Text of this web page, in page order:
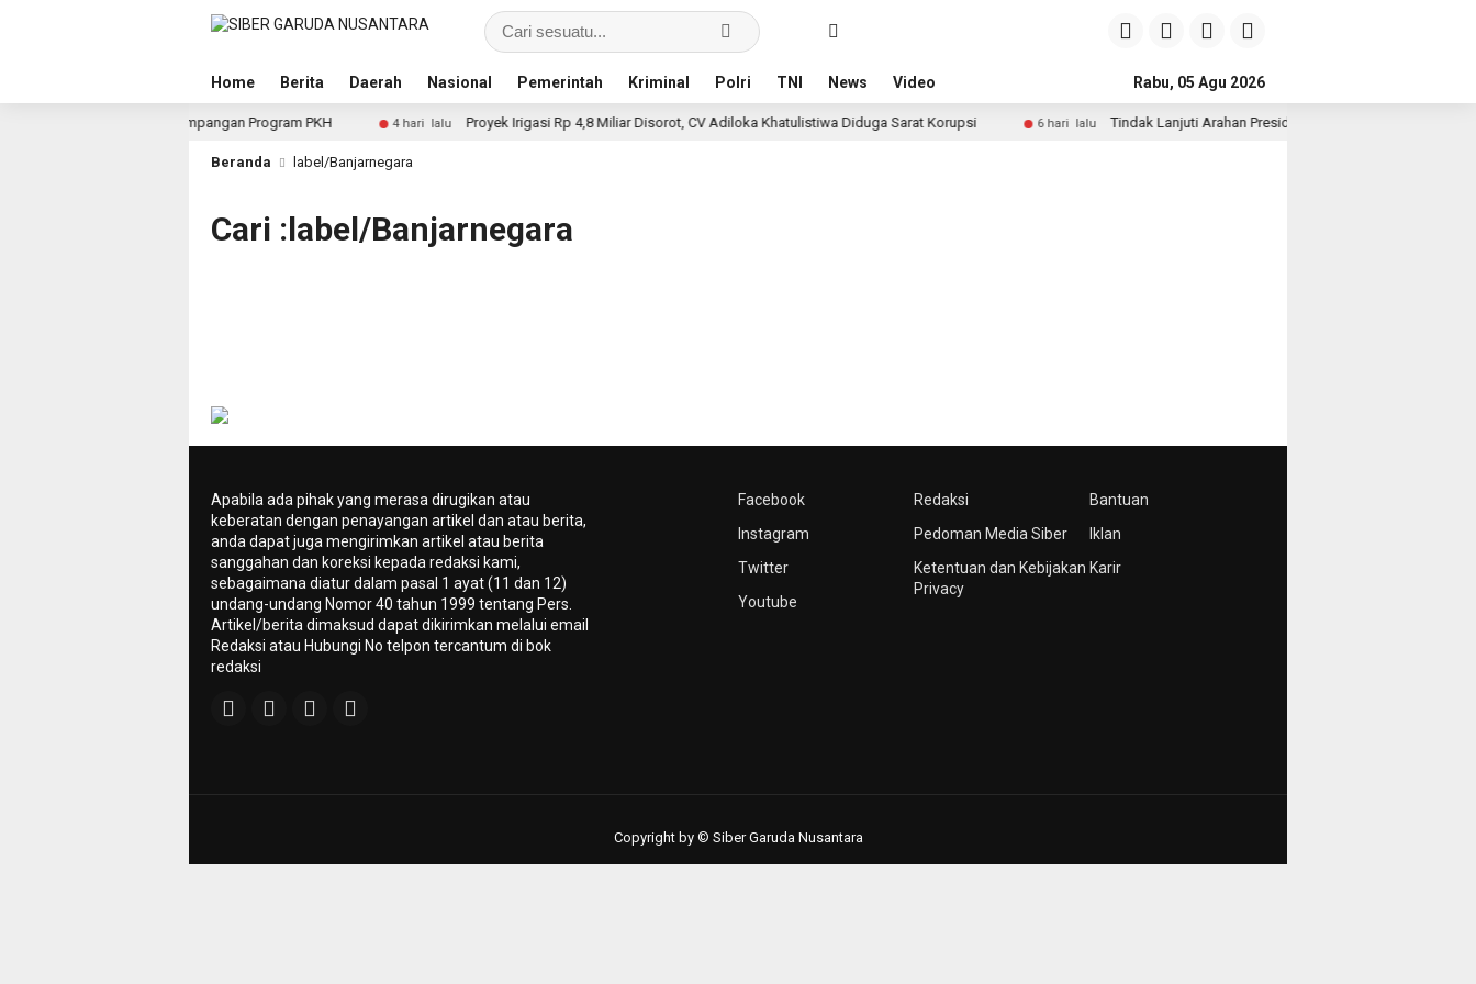
Home Berita Daerah Nasional Pemerintah Kriminal Polri TNI News Video Rabu, 05 Agu 2026
Dalami Dugaan Penyimpangan Program PKH 4 hari lalu Proyek Irigasi Rp 4,8 Miliar Disorot, CV Adiloka Khatulistiwa Diduga Sarat Korupsi 6 hari lalu Tindak Lanjuti Arahan Presiden, Wakapolri dan Wamen
Beranda label/Banjarnegara
Cari :label/Banjarnegara
Facebook
Instagram
Twitter
Youtube
Redaksi
Pedoman Media Siber
Ketentuan dan Kebijakan
Privacy
Bantuan
Iklan
Karir
Apabila ada pihak yang merasa dirugikan atau
keberatan dengan penayangan artikel dan atau berita,
anda dapat juga mengirimkan artikel atau berita
sanggahan dan koreksi kepada redaksi kami,
sebagaimana diatur dalam pasal 1 ayat (11 dan 12)
undang-undang Nomor 40 tahun 1999 tentang Pers.
Artikel/berita dimaksud dapat dikirimkan melalui email
Redaksi atau Hubungi No telpon tercantum di bok
redaksi
Copyright by © Siber Garuda Nusantara